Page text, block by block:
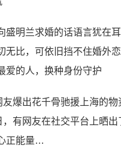
明兰求婚的话语言犹在
无比，可依旧挡不住婚外
爱的人，换种身份守护
爆出花千骨驰援上海的
有网友在社交平台上晒
正能量…